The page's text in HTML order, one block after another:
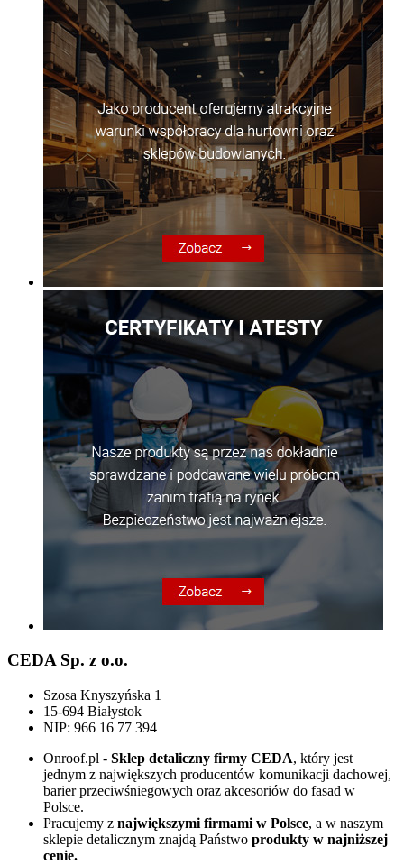
CEDA Sp. z o.o.
Szosa Knyszyńska 1
15-694 Białystok
NIP: 966 16 77 394
Onroof.pl - Sklep detaliczny firmy CEDA, który jest
jednym z największych producentów komunikacji dachowej,
barier przeciwśniegowych oraz akcesoriów do fasad w
Polsce.
Pracujemy z największymi firmami w Polsce, a w naszym
sklepie detalicznym znajdą Państwo produkty w najniższej
cenie.